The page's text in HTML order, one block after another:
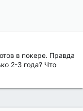
в покере. Правда
2-3 года? Что